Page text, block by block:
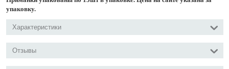
упаковку.
Характеристики
Отзывы